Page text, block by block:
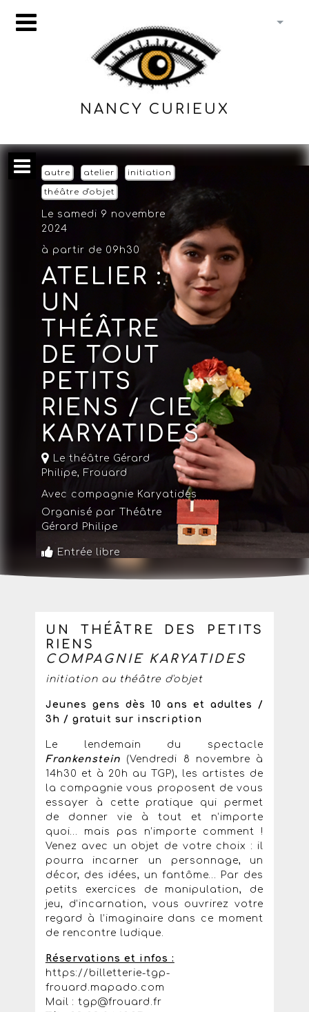
NANCY CURIEUX
autre atelier initiation
théâtre d'objet
Le samedi 9 novembre
2024
à partir de 09h30
ATELIER :
UN
THÉÂTRE
DE TOUT
PETITS
RIENS / CIE
KARYATIDES
Le théâtre Gérard
Philipe, Frouard
Avec compagnie Karyatides
Organisé par Théâtre
Gérard Philipe
Entrée libre
UN THÉÂTRE DES PETITS
RIENS
COMPAGNIE KARYATIDES
initiation au théâtre d'objet
Jeunes gens dès 10 ans et adultes /
3h / gratuit sur inscription
Le lendemain du spectacle
Frankenstein (Vendredi 8 novembre à
14h30 et à 20h au TGP), les artistes de
la compagnie vous proposent de vous
essayer à cette pratique qui permet
de donner vie à tout et n’importe
quoi… mais pas n’importe comment !
Venez avec un objet de votre choix : il
pourra incarner un personnage, un
décor, des idées, un fantôme… Par des
petits exercices de manipulation, de
jeu, d’incarnation, vous ouvrirez votre
regard à l’imaginaire dans ce moment
de rencontre ludique.
Réservations et infos :
https://billetterie-tgp-
frouard.mapado.com
Mail : tgp@frouard.fr